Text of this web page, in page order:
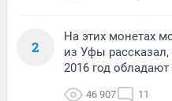
2
На этих монетах
из Уфы рассказал,
2016 год
46 907 11